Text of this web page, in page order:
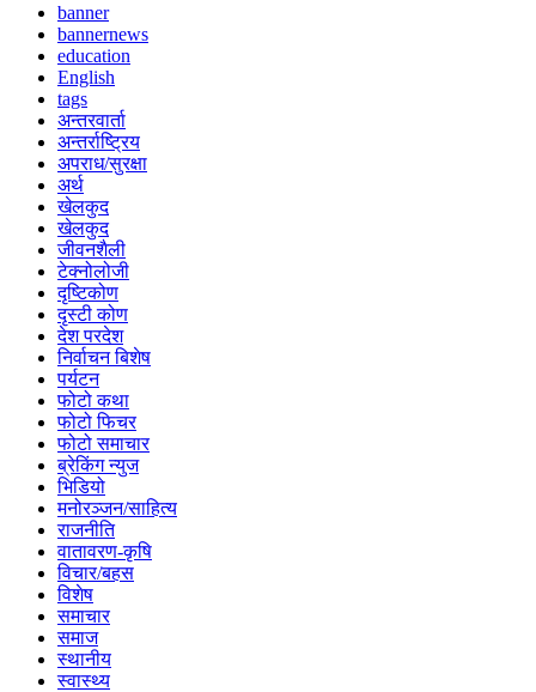
banner
bannernews
education
English
tags
अन्तरवार्ता
अन्तर्राष्ट्रिय
अपराध/सुरक्षा
अर्थ
खेलकुद
खेलकुद
जीवनशैली
टेक्नोलोजी
दृष्टिकोण
दृस्टी कोण
देश परदेश
निर्वाचन बिशेष
पर्यटन
फोटो कथा
फोटो फिचर
फोटो समाचार
ब्रेकिंग न्युज
भिडियो
मनोरञ्जन/साहित्य
राजनीति
वातावरण-कृषि
विचार/बहस
विशेष
समाचार
समाज
स्थानीय
स्वास्थ्य